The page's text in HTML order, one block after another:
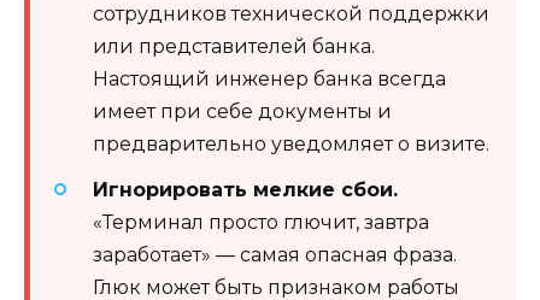
сотрудников технической поддержки
или представителей банка.
Настоящий инженер банка всегда
имеет при себе документы и
предварительно уведомляет о визите.
Игнорировать мелкие сбои.
«Терминал просто глючит, завтра
заработает» — самая опасная фраза.
Глюк может быть признаком работы